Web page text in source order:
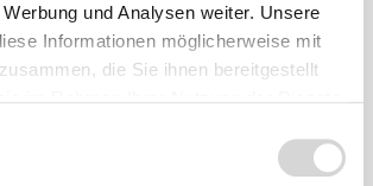
und Analysen weiter. Unsere
Informationen möglicherweise mit
die Sie ihnen bereitgestellt